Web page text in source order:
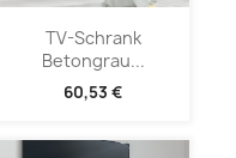
TV-Schrank
Betongrau...
60,53 €